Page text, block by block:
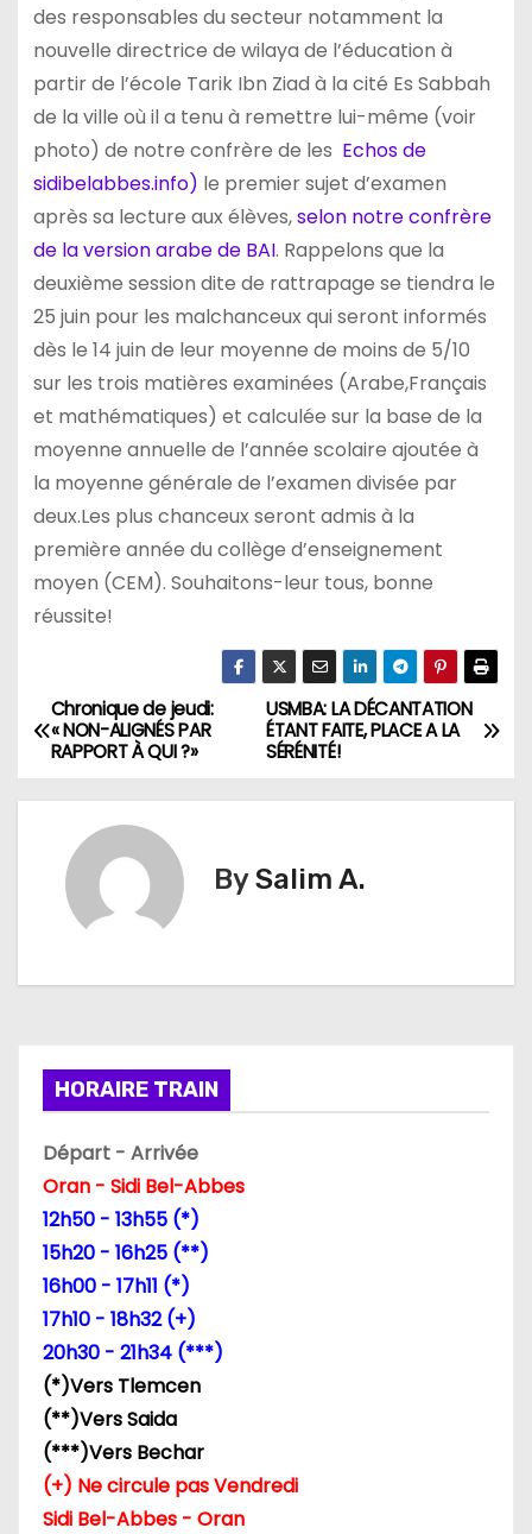
des responsables du secteur notamment la
nouvelle directrice de wilaya de l’éducation à
partir de l’école Tarik Ibn Ziad à la cité Es Sabbah
de la ville où il a tenu à remettre lui-même (voir
photo) de notre confrère de les Echos de
sidibelabbes.info) le premier sujet d’examen
après sa lecture aux élèves,selon notre confrère
de la version arabe de BAI. Rappelons que la
deuxième session dite de rattrapage se tiendra le
25 juin pour les malchanceux qui seront informés
dès le 14 juin de leur moyenne de moins de 5/10
sur les trois matières examinées (Arabe,Français
et mathématiques) et calculée sur la base de la
moyenne annuelle de l’année scolaire ajoutée à
la moyenne générale de l’examen divisée par
deux.Les plus chanceux seront admis à la
première année du collège d’enseignement
moyen (CEM). Souhaitons-leur tous, bonne
réussite!
N
a
o
n
d
e
a
r
t
USMBA: LA DÉCANTATION
ÉTANT FAITE, PLACE A LA
SÉRÉNITÉ!
Chronique de jeudi:
« NON-ALIGNÉS PAR
RAPPORT À QUI ?»
BySalim A.
HORAIRE TRAIN
Départ - Arrivée
Oran - Sidi Bel-Abbes
12h50 - 13h55 (*)
15h20 - 16h25 (**)
16h00 - 17h11 (*)
17h10 - 18h32 (+)
20h30 - 21h34 (***)
(*)Vers Tlemcen
(**)Vers Saida
(***)Vers Bechar
(+) Ne circule pas Vendredi
Sidi Bel-Abbes - Oran